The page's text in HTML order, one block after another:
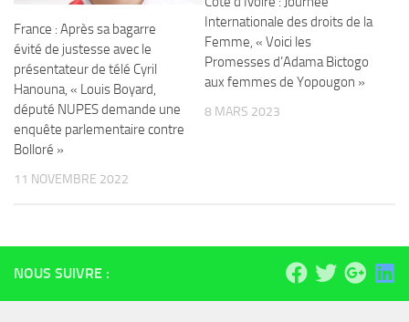
France : Après sa bagarre
évité de justesse avec le
présentateur de télé Cyril
Hanouna, « Louis Boyard,
député NUPES demande une
enquête parlementaire contre
Bolloré »
11 NOVEMBRE 2022
Internationale des droits de la
Femme, « Voici les
Promesses d’Adama Bictogo
aux femmes de Yopougon »
8 MARS 2023
NOUS SUIVRE :